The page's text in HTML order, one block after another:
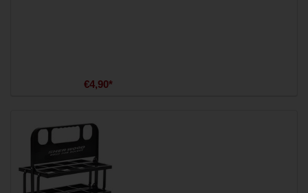
€4,90*